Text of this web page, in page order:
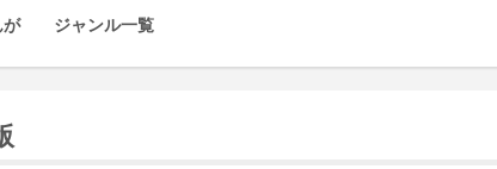
が ジャンル一覧